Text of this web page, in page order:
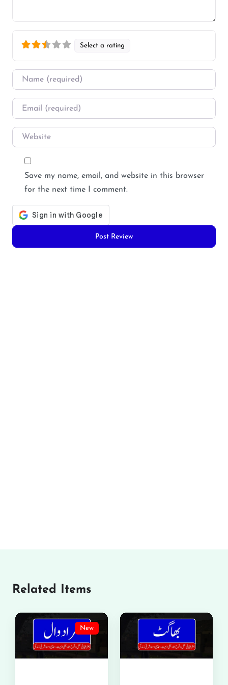
Select a rating
Name
Email
Website
Save my name, email, and website in this browser
for the next time I comment.
Related Items
New